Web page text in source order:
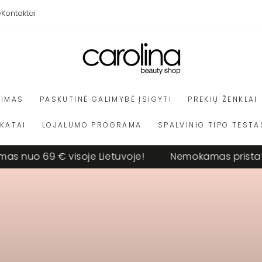
Kontaktai
PASKUTINĖ GALIMYBĖ ĮSIGYTI PREKIŲ ŽENKLAI
LOJALUMO PROGRAMA SPALVINIO TIPO
69 € visoje Lietuvoje! Nemokamas